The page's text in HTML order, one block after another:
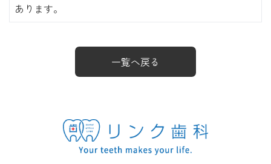
あります。
一覧へ戻る